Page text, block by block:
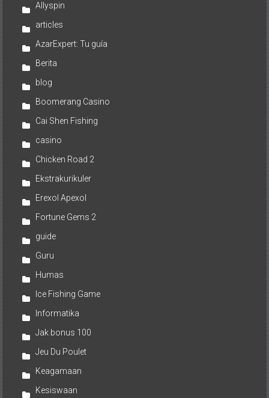
Allyspin
articles
AzarExpert: Tu guía
Berita
blog
Boomerang Casino
Cai Shen Fishing
casino
Chicken Road 2
Ekstrakurikuler
Erexol Apexol
Fortune Gems 2
guide
Guru
Humas
Ice Fishing Game
Informatika
Jak bonus 100
Jeu Du Poulet
Keagamaan
Kesiswaan